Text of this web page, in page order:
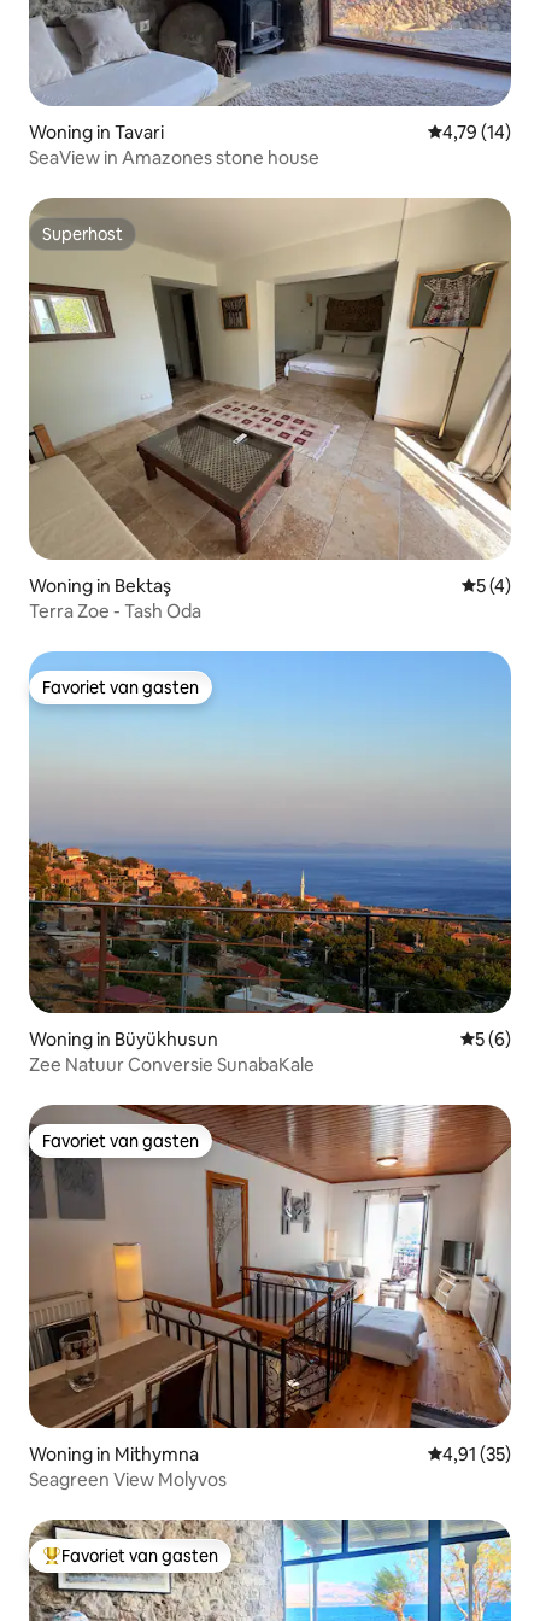
Woning in Tavari Gemiddelde
4,79 (14)
SeaView in Amazones stone house
Superhost
Superhost
Woning in Bektaş
5 (4)
Terra Zoe - Tash Oda
Favoriet van gasten
Favoriet van gasten
Woning in Büyükhusun
5 (6)
Zee Natuur Conversie SunabaKale
Favoriet van gasten
Favoriet van gasten
Woning in Mithymna Gemiddelde
4,91 (35)
Seagreen View Molyvos
Topfavoriet van gasten
Favoriet van gasten